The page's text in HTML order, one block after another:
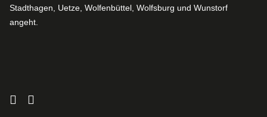
Stadthagen, Uetze, Wolfenbüttel, Wolfsburg und Wunstorf
angeht.